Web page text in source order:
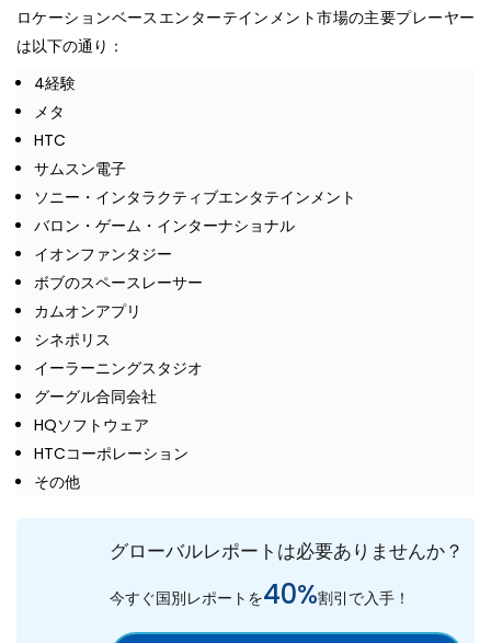
ロケーションベースエンターテインメント市場の主要プレーヤー
は以下の通り：
4経験
メタ
HTC
サムスン電子
ソニー・インタラクティブエンタテインメント
バロン・ゲーム・インターナショナル
イオンファンタジー
ボブのスペースレーサー
カムオンアプリ
シネポリス
イーラーニングスタジオ
グーグル合同会社
HQソフトウェア
HTCコーポレーション
その他
グローバルレポートは必要ありませんか？
今すぐ国別レポートを40%割引で入手！